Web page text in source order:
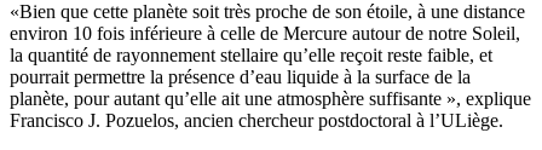
«Bien que cette planète soit très proche de son étoile, à une distance
environ 10 fois inférieure à celle de Mercure autour de notre Soleil,
la quantité de rayonnement stellaire qu’elle reçoit reste faible, et
pourrait permettre la présence d’eau liquide à la surface de la
planète, pour autant qu’elle ait une atmosphère suffisante », explique
Francisco J. Pozuelos, ancien chercheur postdoctoral à l’ULiège.